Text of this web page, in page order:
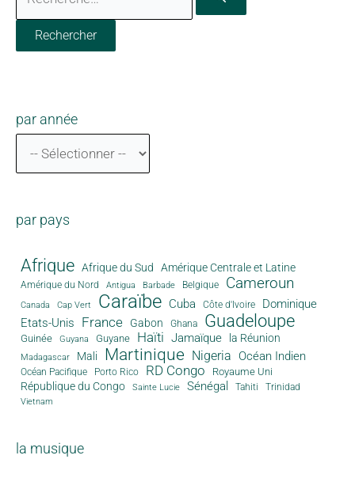
par année
par pays
Afrique Afrique du Sud Amérique Centrale et Latine
Amérique du Nord Antigua Barbade Belgique Cameroun
Canada Cap Vert Caraïbe Cuba Côte d'Ivoire
Dominique
Etats-Unis
France Gabon Ghana Guadeloupe
Guinée Guyana Guyane Haïti Jamaïque la Réunion
Madagascar Mali Martinique Nigeria Océan Indien
Océan Pacifique Porto Rico RD Congo Royaume Uni
République du Congo Sainte Lucie Sénégal Tahiti Trinidad
Vietnam
la musique